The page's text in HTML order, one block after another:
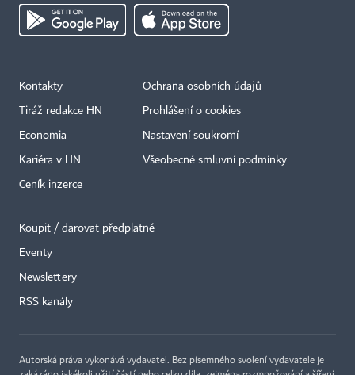
Kontakty
Tiráž redakce HN
Economia
Kariéra v HN
Ceník inzerce
Ochrana osobních údajů
Prohlášení o cookies
Nastavení soukromí
Všeobecné smluvní podmínky
Koupit / darovat předplatné
Eventy
Newslettery
RSS kanály
Autorská práva vykonává vydavatel. Bez písemného svolení vydavatele je